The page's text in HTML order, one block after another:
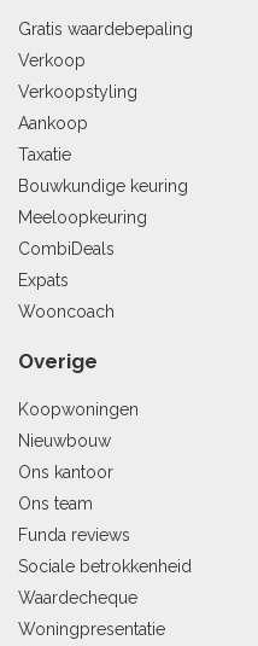
Gratis waardebepaling
Verkoop
Verkoopstyling
Aankoop
Taxatie
Bouwkundige keuring
Meeloopkeuring
CombiDeals
Expats
Wooncoach
Overige
Koopwoningen
Nieuwbouw
Ons kantoor
Ons team
Funda reviews
Sociale betrokkenheid
Waardecheque
Woningpresentatie